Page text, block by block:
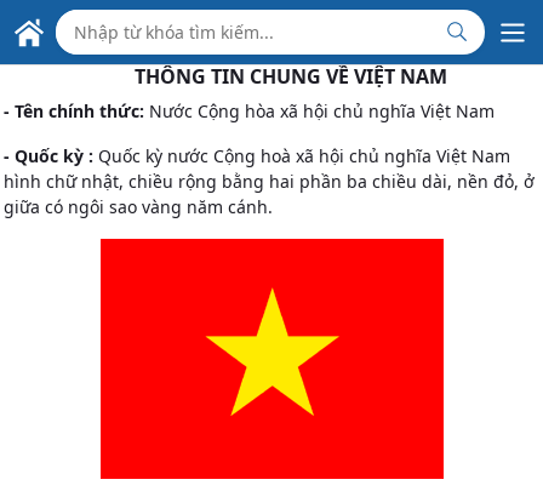
Skip to Main Content
ĐẠI SỨ QUÁN VIỆT NAM
TẠI UKRAINA
THÔNG TIN CHUNG VỀ VIỆT NAM
- Tên chính thức: Nước Cộng hòa xã hội chủ nghĩa Việt Nam
- Quốc kỳ : Quốc kỳ nước Cộng hoà xã hội chủ nghĩa Việt Nam
hình chữ nhật, chiều rộng bằng hai phần ba chiều dài, nền đỏ, ở
giữa có ngôi sao vàng năm cánh.